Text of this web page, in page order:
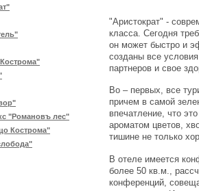
"Романовъ лес"
Кострома"
"Аристократ" -
класса. Сегодня
он может быстро и
созданы все
партнеров и свое
Во – первых, все
причем в самой
впечатление, что
ароматом цветов,
тишине не только
В отеле имеется
более 50 кв.м.,
конференций,